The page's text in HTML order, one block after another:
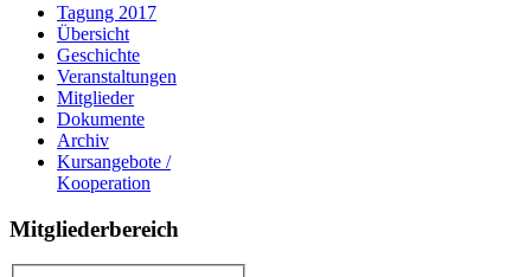
Tagung 2017
Übersicht
Geschichte
Veranstaltungen
Mitglieder
Dokumente
Archiv
Kursangebote /
Kooperation
Mitgliederbereich